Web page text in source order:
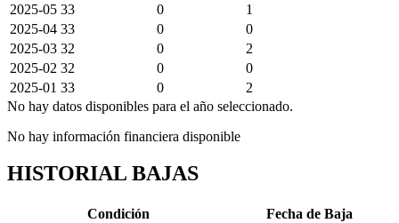
2025-05 33 0
1
2025-04 33 0
0
2025-03 32 0
2
2025-02 32 0
0
2025-01 33 0
2
No hay datos disponibles para el año seleccionado.
No hay información financiera disponible
HISTORIAL BAJAS
Condición
Fecha de Baja